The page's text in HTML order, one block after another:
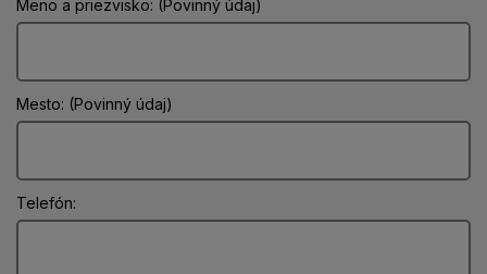
Meno a priezvisko: (Povinný údaj)
Mesto: (Povinný údaj)
Telefón: